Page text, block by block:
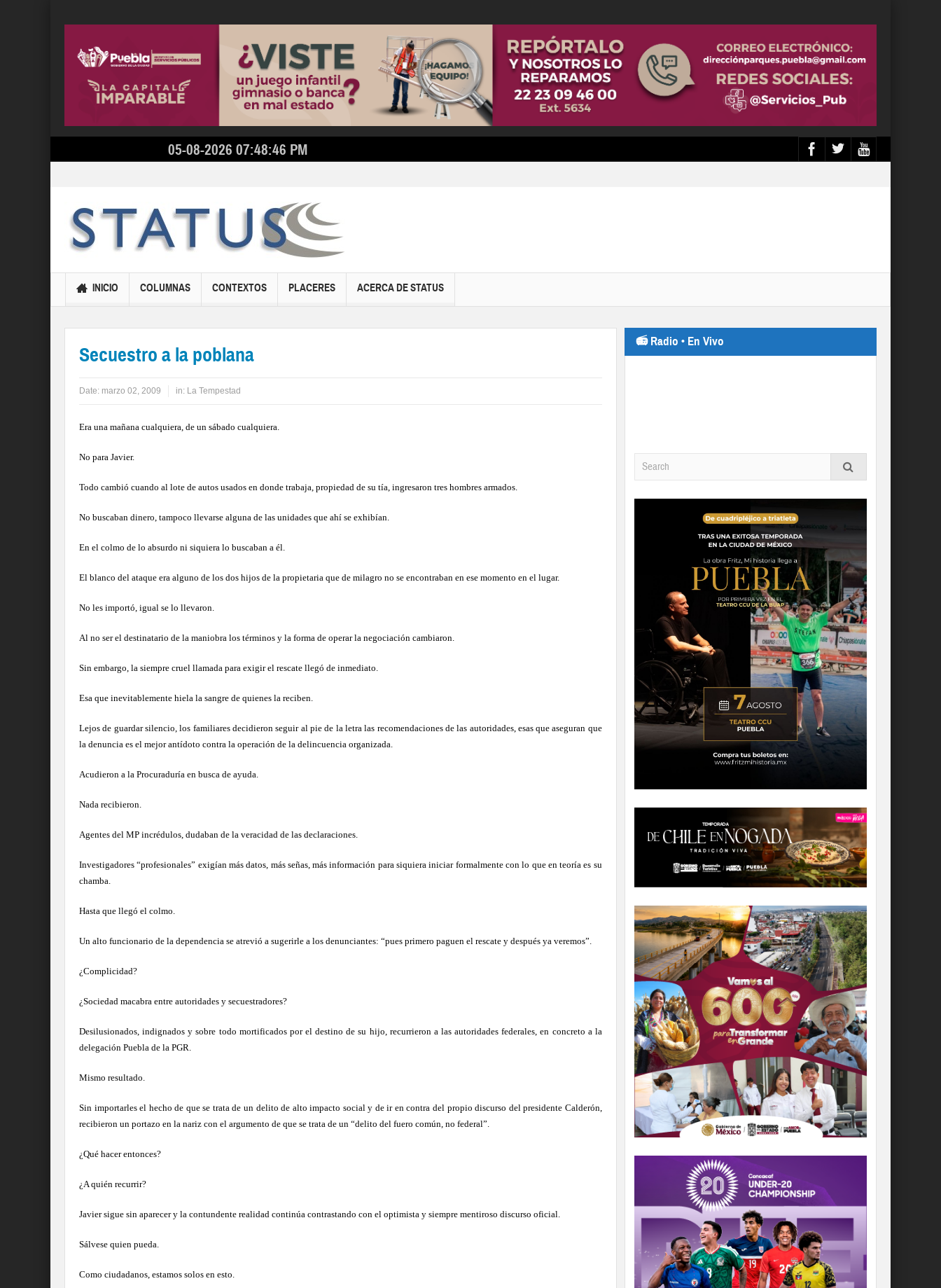
05-08-2026 07:48:46 PM
INICIO COLUMNAS CONTEXTOS PLACERES ACERCA DE STATUS
Secuestro a la poblana
Date: marzo 02, 2009 in: La Tempestad
Era una mañana cualquiera, de un sábado cualquiera.
No para Javier.
Todo cambió cuando al lote de autos usados en donde trabaja, propiedad de su tía, ingresaron tres hombres armados.
No buscaban dinero, tampoco llevarse alguna de las unidades que ahí se exhibían.
En el colmo de lo absurdo ni siquiera lo buscaban a él.
El blanco del ataque era alguno de los dos hijos de la propietaria que de milagro no se encontraban en ese momento en el lugar.
No les importó, igual se lo llevaron.
Al no ser el destinatario de la maniobra los términos y la forma de operar la negociación cambiaron.
Sin embargo, la siempre cruel llamada para exigir el rescate llegó de inmediato.
Esa que inevitablemente hiela la sangre de quienes la reciben.
Lejos de guardar silencio, los familiares decidieron seguir al pie de la letra las recomendaciones de las autoridades, esas que aseguran que
la denuncia es el mejor antídoto contra la operación de la delincuencia organizada.
Acudieron a la Procuraduría en busca de ayuda.
Nada recibieron.
Agentes del MP incrédulos, dudaban de la veracidad de las declaraciones.
Investigadores “profesionales” exigían más datos, más señas, más información para siquiera iniciar formalmente con lo que en teoría es su
chamba.
Hasta que llegó el colmo.
Un alto funcionario de la dependencia se atrevió a sugerirle a los denunciantes: “pues primero paguen el rescate y después ya veremos”.
¿Complicidad?
¿Sociedad macabra entre autoridades y secuestradores?
Desilusionados, indignados y sobre todo mortificados por el destino de su hijo, recurrieron a las autoridades federales, en concreto a la
delegación Puebla de la PGR.
Mismo resultado.
Sin importarles el hecho de que se trata de un delito de alto impacto social y de ir en contra del propio discurso del presidente Calderón,
recibieron un portazo en la nariz con el argumento de que se trata de un “delito del fuero común, no federal”.
¿Qué hacer entonces?
¿A quién recurrir?
Javier sigue sin aparecer y la contundente realidad continúa contrastando con el optimista y siempre mentiroso discurso oficial.
Sálvese quien pueda.
Como ciudadanos, estamos solos en esto.
📻 Radio • En Vivo